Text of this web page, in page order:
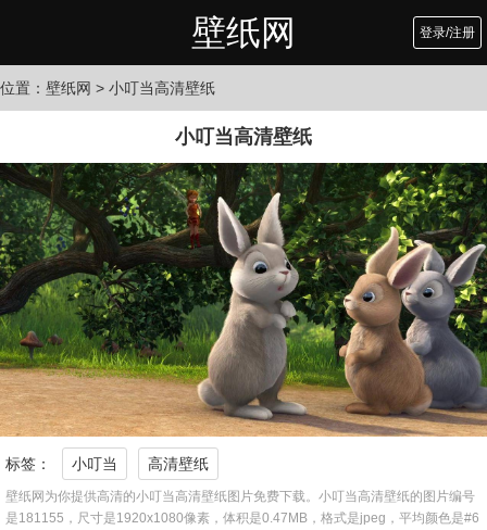
壁纸网 登录/注册
位置： 壁纸网 > 小叮当高清壁纸
小叮当高清壁纸
标签： 小叮当 高清壁纸
壁纸网为你提供高清的小叮当高清壁纸图片免费下载。小叮当高清壁纸的图片编号
是181155，尺寸是1920x1080像素，体积是0.47MB，格式是jpeg，平均颜色是#6